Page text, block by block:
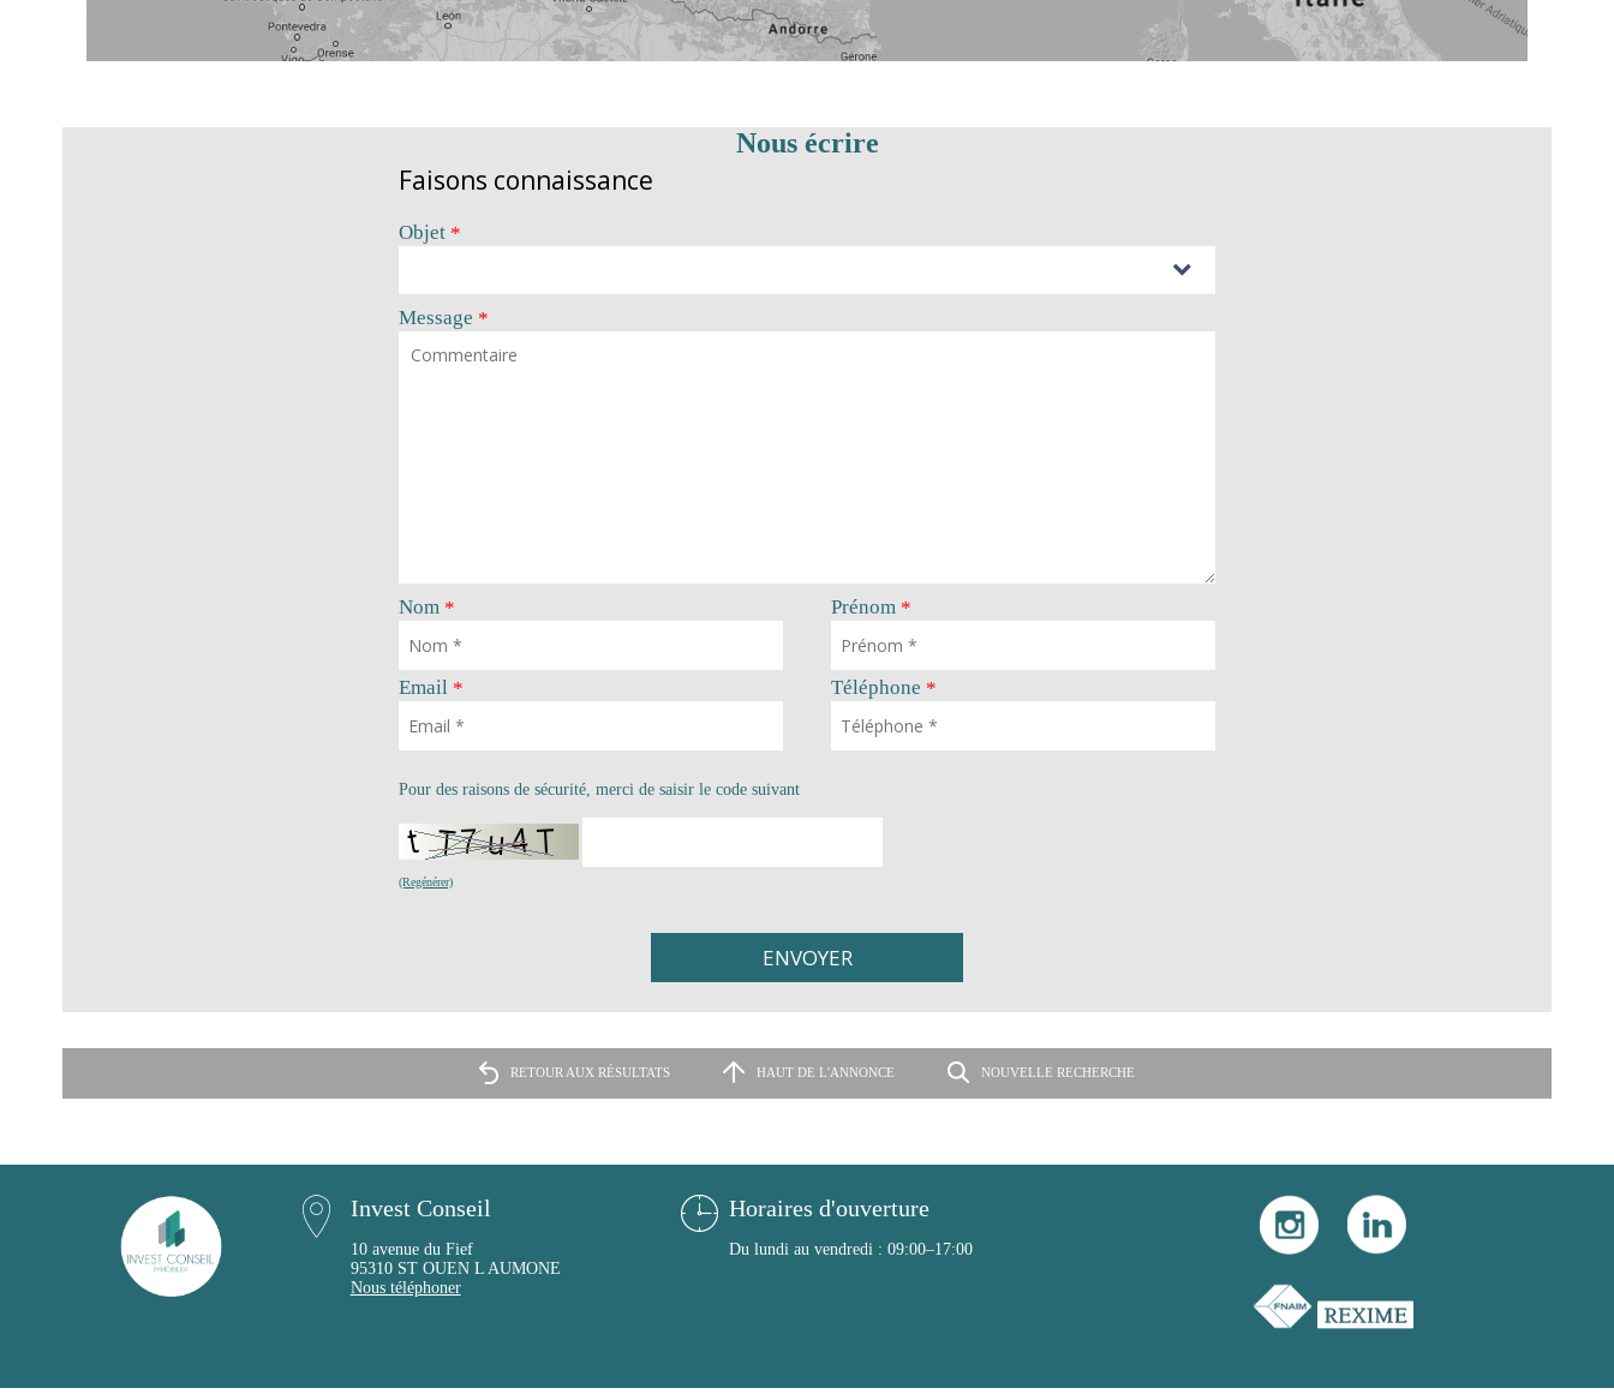
Nous écrire
Faisons connaissance
Objet *
Message *
Nom * Prénom *
Email * Téléphone *
Pour des raisons de sécurité, merci de saisir le code suivant
(Regénérer)
RETOUR AUX RÉSULTATS HAUT DE L'ANNONCE NOUVELLE RECHERCHE
Invest Conseil
10 avenue du Fief
95310 ST OUEN L AUMONE
Nous téléphoner
Horaires d'ouverture
Du lundi au vendredi : 09:00–17:00